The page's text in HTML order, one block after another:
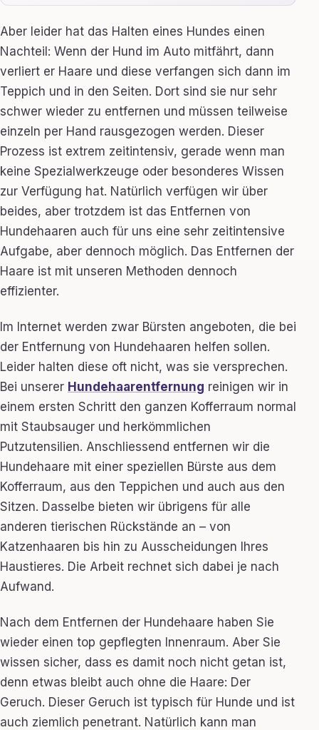
Aber leider hat das Halten eines Hundes einen
Nachteil: Wenn der Hund im Auto mitfährt, dann
verliert er Haare und diese verfangen sich dann im
Teppich und in den Seiten. Dort sind sie nur sehr
schwer wieder zu entfernen und müssen teilweise
einzeln per Hand rausgezogen werden. Dieser
Prozess ist extrem zeitintensiv, gerade wenn man
keine Spezialwerkzeuge oder besonderes Wissen
zur Verfügung hat. Natürlich verfügen wir über
beides, aber trotzdem ist das Entfernen von
Hundehaaren auch für uns eine sehr zeitintensive
Aufgabe, aber dennoch möglich. Das Entfernen der
Haare ist mit unseren Methoden dennoch
effizienter.
Im Internet werden zwar Bürsten angeboten, die bei
der Entfernung von Hundehaaren helfen sollen.
Leider halten diese oft nicht, was sie versprechen.
Bei unserer Hundehaarentfernung reinigen wir in
einem ersten Schritt den ganzen Kofferraum normal
mit Staubsauger und herkömmlichen
Putzutensilien. Anschliessend entfernen wir die
Hundehaare mit einer speziellen Bürste aus dem
Kofferraum, aus den Teppichen und auch aus den
Sitzen. Dasselbe bieten wir übrigens für alle
anderen tierischen Rückstände an – von
Katzenhaaren bis hin zu Ausscheidungen Ihres
Haustieres. Die Arbeit rechnet sich dabei je nach
Aufwand.
Nach dem Entfernen der Hundehaare haben Sie
wieder einen top gepflegten Innenraum. Aber Sie
wissen sicher, dass es damit noch nicht getan ist,
denn etwas bleibt auch ohne die Haare: Der
Geruch. Dieser Geruch ist typisch für Hunde und ist
auch ziemlich penetrant. Natürlich kann man